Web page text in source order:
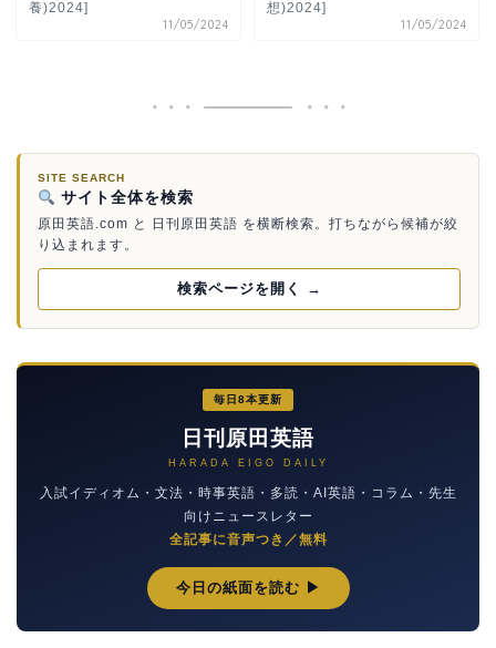
養)2024]
11/05/2024
想)2024]
11/05/2024
SITE SEARCH
サイト全体を検索
原田英語.com と 日刊原田英語 を横断検索。打ちながら候補が絞
り込まれます。
検索ページを開く →
毎日8本更新
日刊原田英語
HARADA EIGO DAILY
入試イディオム・文法・時事英語・多読・AI英語・コラム・先生
向けニュースレター
全記事に音声つき／無料
今日の紙面を読む ▶